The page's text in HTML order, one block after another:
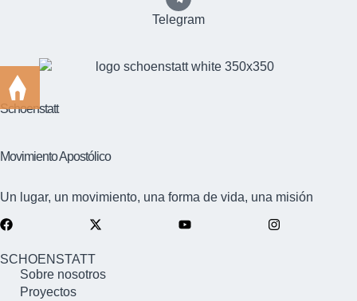
Telegram
Schoenstatt
Movimiento Apostólico
Un lugar, un movimiento, una forma de vida, una misión
SCHOENSTATT
Sobre nosotros
Proyectos